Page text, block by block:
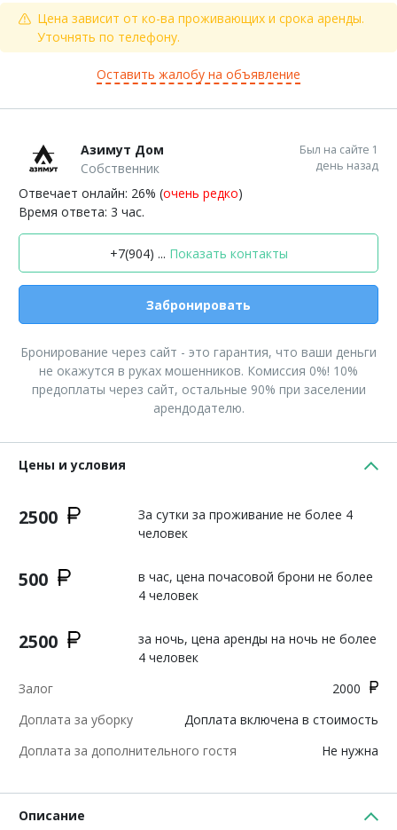
Цена зависит от ко-ва проживающих и срока аренды.
Уточнять по телефону.
Оставить жалобу на объявление
Азимут Дом
Собственник
Был на сайте 1
день назад
Отвечает онлайн: 26% (очень редко)
Время ответа: 3 час.
+7(904) ... Показать контакты
Забронировать
Бронирование через сайт - это гарантия, что ваши деньги
не окажутся в руках мошенников. Комиссия 0%! 10%
предоплаты через сайт, остальные 90% при заселении
арендодателю.
Цены и условия
2500
За сутки за проживание не более 4
человек
500
в час, цена почасовой брони не более
4 человек
2500
за ночь, цена аренды на ночь не более
4 человек
Залог
2000
Доплата за уборку
Доплата включена в стоимость
Доплата за дополнительного гостя
Не нужна
Описание